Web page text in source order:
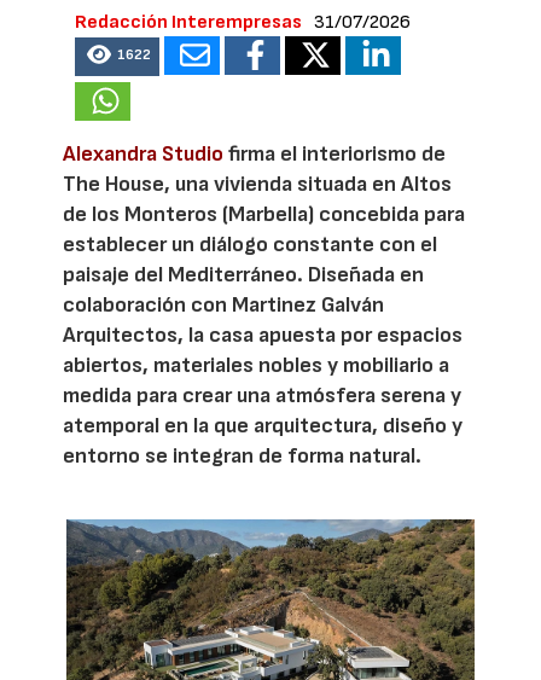
Redacción Interempresas 31/07/2026
1622
Alexandra Studio firma el interiorismo de
The House, una vivienda situada en Altos
de los Monteros (Marbella) concebida para
establecer un diálogo constante con el
paisaje del Mediterráneo. Diseñada en
colaboración con Martinez Galván
Arquitectos, la casa apuesta por espacios
abiertos, materiales nobles y mobiliario a
medida para crear una atmósfera serena y
atemporal en la que arquitectura, diseño y
entorno se integran de forma natural.